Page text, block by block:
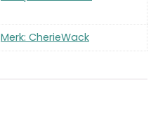
Merk: CherieWack